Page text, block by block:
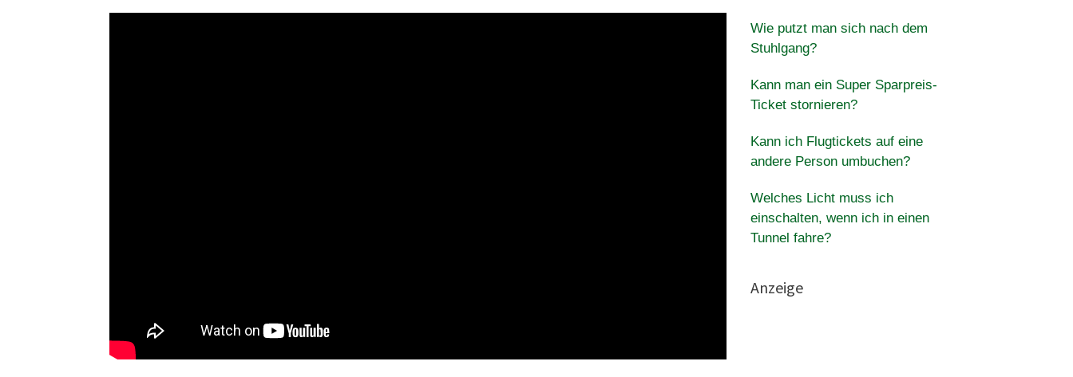
Wie putzt man sich nach dem
Stuhlgang?
Kann man ein Super Sparpreis-
Ticket stornieren?
Kann ich Flugtickets auf eine
andere Person umbuchen?
Welches Licht muss ich
einschalten, wenn ich in einen
Tunnel fahre?
Anzeige